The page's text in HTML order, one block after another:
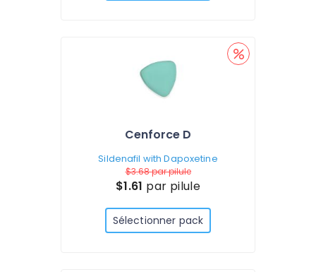
Cenforce D
Sildenafil with Dapoxetine
$3.68par pilule
$1.61 par pilule
Sélectionner pack